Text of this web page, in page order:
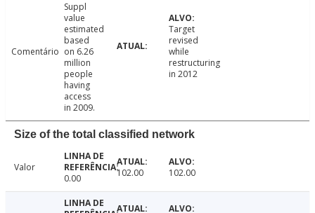
Comentário
Suppl
value
estimated
based
on 6.26
million
people
having
access
in 2009.
Target
revised
while
restructuring
in 2012
Size of the total classified network
Valor
0.00
102.00 102.00